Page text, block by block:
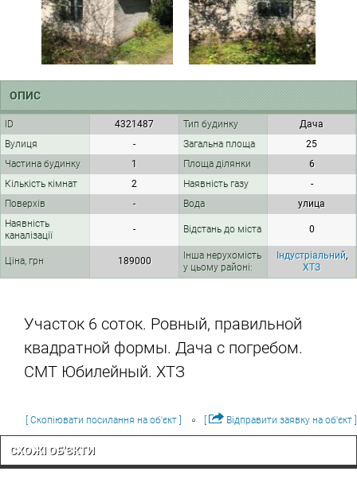
ОПИС
ID 4321487 Тип будинку
Дача
Вулиця
- Загальна площа
25
Частина будинку
1 Площа ділянки
6
Кількість кімнат
2 Наявність газу
-
Поверхів
- Вода
улица
Наявність
каналізації
- Відстань до міста 0
Ціна, грн 189000
Інша нерухомість
у цьому районі:
Індустріальний,
ХТЗ
Участок 6 соток. Ровный, правильной
квадратной формы. Дача с погребом.
СМТ Юбилейный. ХТЗ
[ Скопіювати посилання на об'єкт ] Відправити заявку на об'єкт ]
СХОЖІ ОБ'ЄКТИ